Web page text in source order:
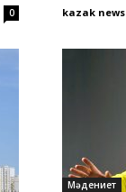
0 kazak news
Мәдениет